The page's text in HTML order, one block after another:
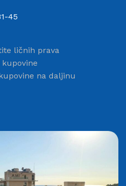
45
ličnih prava
na daljinu